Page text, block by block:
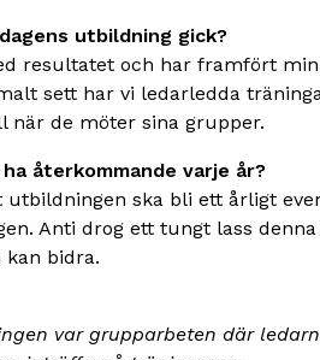
utbildning gick?
resultatet och har framfört
sett har vi ledarledda
när de möter sina grupper.
återkommande varje år?
utbildningen ska bli ett årligt
Anti drog ett tungt lass
bidra.
var grupparbeten där